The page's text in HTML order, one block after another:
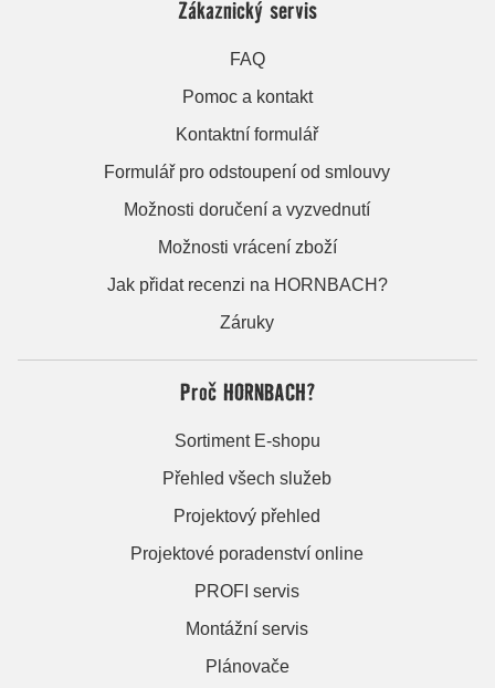
Zákaznický servis
FAQ
Pomoc a kontakt
Kontaktní formulář
Formulář pro odstoupení od smlouvy
Možnosti doručení a vyzvednutí
Možnosti vrácení zboží
Jak přidat recenzi na HORNBACH?
Záruky
Proč HORNBACH?
Sortiment E-shopu
Přehled všech služeb
Projektový přehled
Projektové poradenství online
PROFI servis
Montážní servis
Plánovače